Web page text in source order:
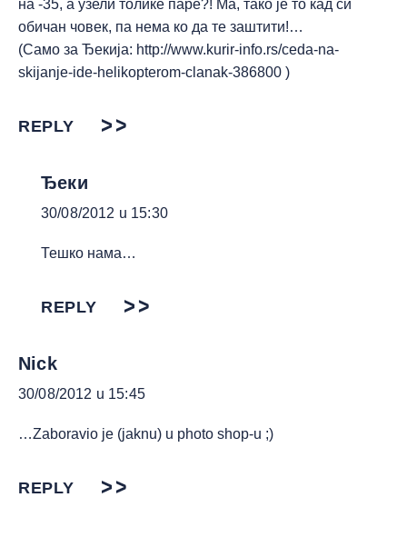
на -35, а узели толике паре?! Ма, тако је то кад си
обичан човек, па нема ко да те заштити!…
(Само за Ђекија: http://www.kurir-info.rs/ceda-na-
skijanje-ide-helikopterom-clanak-386800 )
REPLY
Ђеки
30/08/2012 u 15:30
Тешко нама…
REPLY
Nick
30/08/2012 u 15:45
…Zaboravio je (jaknu) u photo shop-u ;)
REPLY